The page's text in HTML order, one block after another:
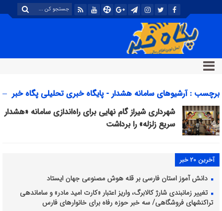
برچسب : آرشیوهای سامانه هشدار - پایگاه خبری تحلیلی پگاه خبر
شهرداری شیراز گام نهایی برای راه‌اندازی سامانه «هشدار
سریع زلزله» را برداشت
آخرین 20 خبر
دانش آموز استان فارسی بر قله هوش مصنوعی جهان ایستاد
تغییر زمانبندی شارژ کالابرگ، واریز اعتبار «کارت امید مادر» و ساماندهی
تراکنشهای فروشگاهی/ سه خبر حوزه رفاه برای خانوارهای فارس